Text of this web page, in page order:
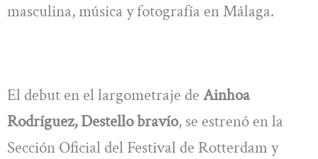
masculina, música y fotografía en Málaga.
El debut en el largometraje de Ainhoa
Rodríguez, Destello bravío, se estrenó en la
Sección Oficial del Festival de Rotterdam y